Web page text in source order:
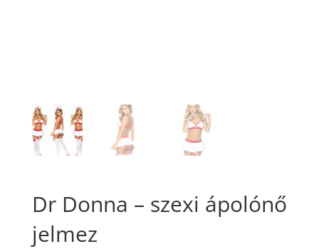
Dr Donna – szexi ápolónő
jelmez